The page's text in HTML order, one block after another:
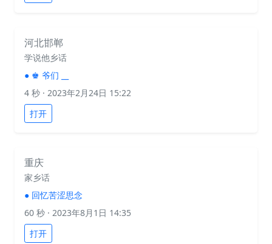
河北邯郸
学说他乡话
● ♚ 爷们 __
4 秒 · 2023年2月24日 15:22
打开
重庆
家乡话
● 回忆苦涩思念
60 秒 · 2023年8月1日 14:35
打开